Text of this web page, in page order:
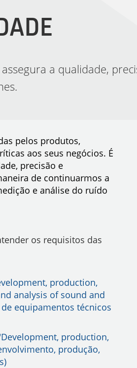
a qualidade,
pelos produtos,
aos seus negócios. É
precisão e
de continuarmos a
e análise do ruído
os requisitos das
production,
analysis of sound and
equipamentos técnicos
production,
produção,